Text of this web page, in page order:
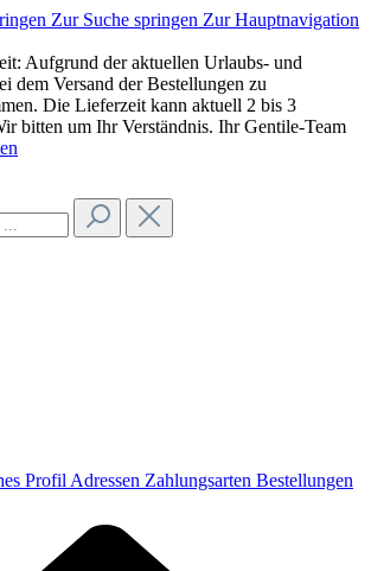
Zur Suche springen Zur Hauptnavigation
Aufgrund der aktuellen Urlaubs- und
dem Versand der Bestellungen zu
Die Lieferzeit kann aktuell 2 bis 3
bitten um Ihr Verständnis. Ihr Gentile-Team
Profil Adressen Zahlungsarten Bestellungen